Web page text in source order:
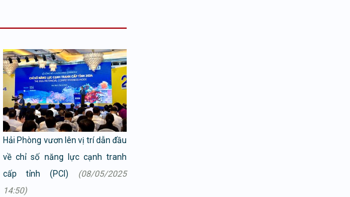
Hải Phòng vươn lên vị trí dẫn đầu
về chỉ số năng lực cạnh tranh
cấp tỉnh (PCI)
(08/05/2025
14:50)